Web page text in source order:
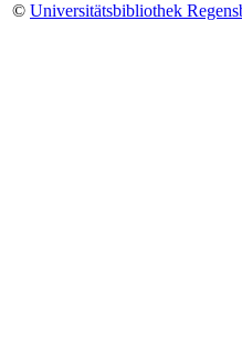
© Universitätsbibliothek